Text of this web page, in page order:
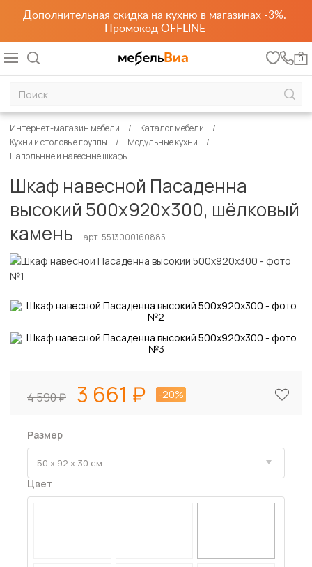
Дополнительная скидка на кухню в магазинах -3%.
Промокод OFFLINE
0
Интернет-магазин мебели
Каталог мебели
Кухни и столовые группы
Модульные кухни
Напольные и навесные шкафы
Шкаф навесной Пасаденна
высокий 500х920х300, шёлковый
камень
арт. 5513000160885
4 590 3 661 -20%
Размер
Цвет